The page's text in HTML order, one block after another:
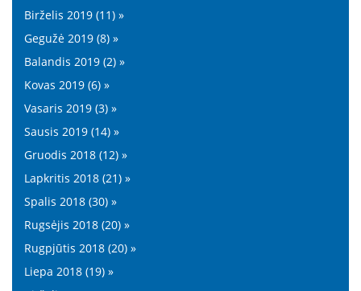
Birželis 2019 (11) »
Gegužė 2019 (8) »
Balandis 2019 (2) »
Kovas 2019 (6) »
Vasaris 2019 (3) »
Sausis 2019 (14) »
Gruodis 2018 (12) »
Lapkritis 2018 (21) »
Spalis 2018 (30) »
Rugsėjis 2018 (20) »
Rugpjūtis 2018 (20) »
Liepa 2018 (19) »